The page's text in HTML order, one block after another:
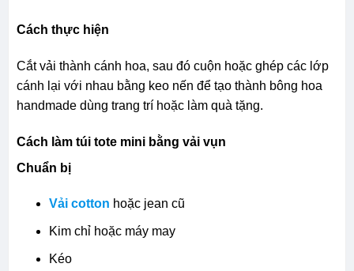
Cách thực hiện
Cắt vải thành cánh hoa, sau đó cuộn hoặc ghép các lớp
cánh lại với nhau bằng keo nến để tạo thành bông hoa
handmade dùng trang trí hoặc làm quà tặng.
Cách làm túi tote mini bằng vải vụn
Chuẩn bị
Vải cotton hoặc jean cũ
Kim chỉ hoặc máy may
Kéo